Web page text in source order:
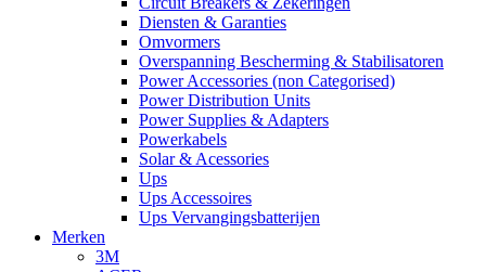
Diensten & Garanties
Omvormers
Overspanning Bescherming & Stabilisatoren
Power Accessories (non Categorised)
Power Distribution Units
Power Supplies & Adapters
Powerkabels
Solar & Acessories
Ups
Ups Accessoires
Ups Vervangingsbatterijen
Merken
3M